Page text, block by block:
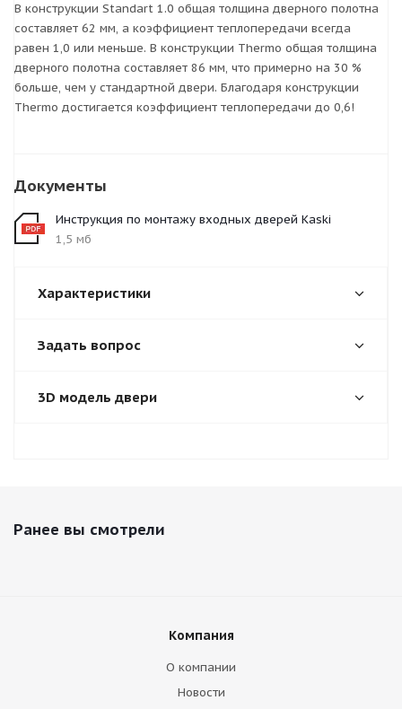
В конструкции Standart 1.0 общая толщина дверного полотна
составляет 62 мм, а коэффициент теплопередачи всегда
равен 1,0 или меньше. В конструкции Thermo общая толщина
дверного полотна составляет 86 мм, что примерно на 30 %
больше, чем у стандартной двери. Благодаря конструкции
Thermo достигается коэффициент теплопередачи до 0,6!
Документы
Инструкция по монтажу входных дверей Kaski
1,5 мб
Характеристики
Задать вопрос
3D модель двери
Ранее вы смотрели
Компания
О компании
Новости